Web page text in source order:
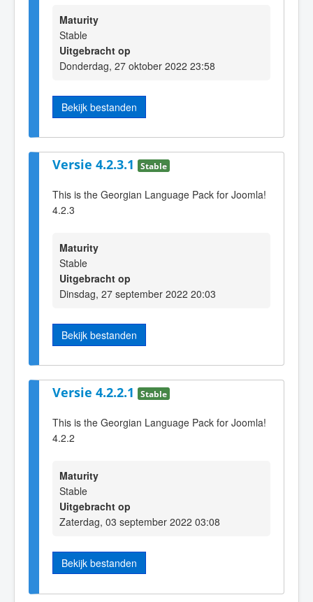
Maturity
Stable
Uitgebracht op
Donderdag, 27 oktober 2022 23:58
Bekijk bestanden
Versie 4.2.3.1 Stable
This is the Georgian Language Pack for Joomla!
4.2.3
Maturity
Stable
Uitgebracht op
Dinsdag, 27 september 2022 20:03
Bekijk bestanden
Versie 4.2.2.1 Stable
This is the Georgian Language Pack for Joomla!
4.2.2
Maturity
Stable
Uitgebracht op
Zaterdag, 03 september 2022 03:08
Bekijk bestanden